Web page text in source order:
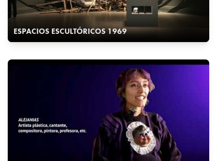
ESPACIOS ESCULTÓRICOS 1969